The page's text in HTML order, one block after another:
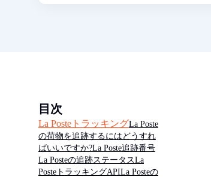
目次
La PosteトラッキングLa Poste
の荷物を追跡するにはどうすれ
ばいいですか?La Poste追跡番号
La Posteの追跡ステータスLa
PosteトラッキングAPILa Posteの